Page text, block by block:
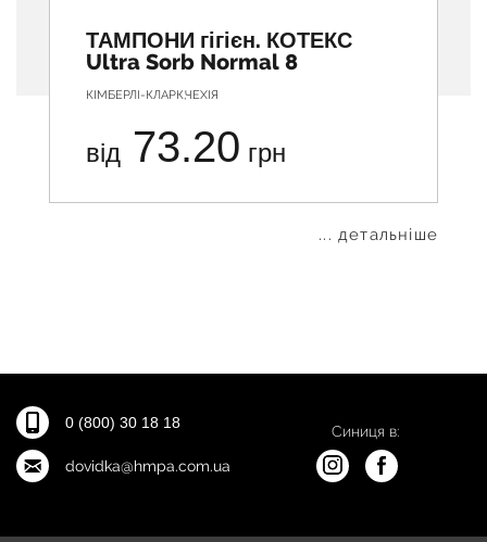
ТАМПОНИ гігієн. КОТЕКС
Ultra Sorb Normal 8
КІМБЕРЛІ-КЛАРК,ЧЕХІЯ
від 73.20 грн
... детальніше
0 (800) 30 18 18
dovidka@hmpa.com.ua
Синиця в: